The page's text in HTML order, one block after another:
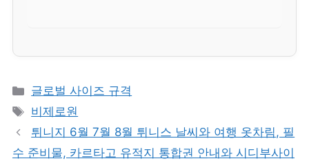
카
테
리
글로벌 사이즈 규격
태
그
비제로원
튀니지 6월 7월 8월 튀니스 날씨와 여행 옷차림, 필
수 준비물, 카르타고 유적지 통합권 안내와 시디부사이